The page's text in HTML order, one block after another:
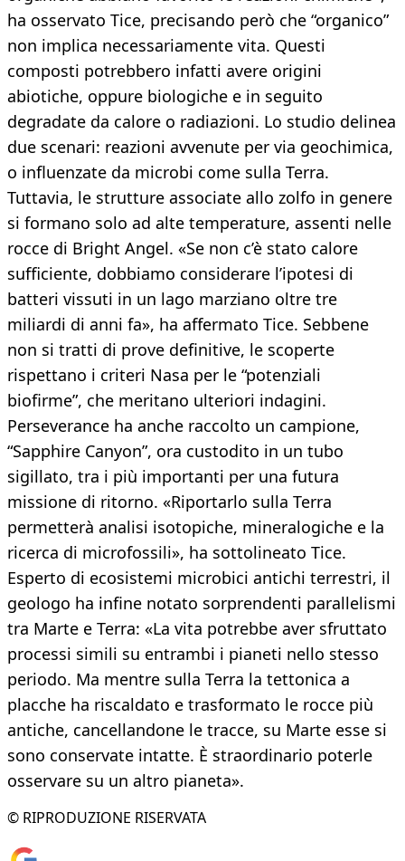
ha osservato Tice, precisando però che “organico”
non implica necessariamente vita. Questi
composti potrebbero infatti avere origini
abiotiche, oppure biologiche e in seguito
degradate da calore o radiazioni. Lo studio delinea
due scenari: reazioni avvenute per via geochimica,
o influenzate da microbi come sulla Terra.
Tuttavia, le strutture associate allo zolfo in genere
si formano solo ad alte temperature, assenti nelle
rocce di Bright Angel. «Se non c’è stato calore
sufficiente, dobbiamo considerare l’ipotesi di
batteri vissuti in un lago marziano oltre tre
miliardi di anni fa», ha affermato Tice. Sebbene
non si tratti di prove definitive, le scoperte
rispettano i criteri Nasa per le “potenziali
biofirme”, che meritano ulteriori indagini.
Perseverance ha anche raccolto un campione,
“Sapphire Canyon”, ora custodito in un tubo
sigillato, tra i più importanti per una futura
missione di ritorno. «Riportarlo sulla Terra
permetterà analisi isotopiche, mineralogiche e la
ricerca di microfossili», ha sottolineato Tice.
Esperto di ecosistemi microbici antichi terrestri, il
geologo ha infine notato sorprendenti parallelismi
tra Marte e Terra: «La vita potrebbe aver sfruttato
processi simili su entrambi i pianeti nello stesso
periodo. Ma mentre sulla Terra la tettonica a
placche ha riscaldato e trasformato le rocce più
antiche, cancellandone le tracce, su Marte esse si
sono conservate intatte. È straordinario poterle
osservare su un altro pianeta».
© RIPRODUZIONE RISERVATA